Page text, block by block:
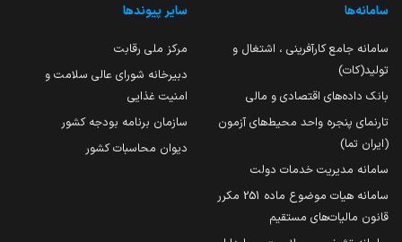
سامانه‌ها
سامانه جامع کارآفرینی ، اشتغال و
تولید(کات)
بانک داده‌های اقتصادی و مالی
تارنمای پنجره واحد محیط‌های آزمون
(ایران تما)
سامانه مدیریت خدمات دولت
سامانه هیات موضوع ماده 251 مکرر
قانون مالیات‌های مستقیم
سایر پیوندها
مرکز ملی رقابت
دبیرخانه شورای عالی سلامت و
امنیت غذایی
سازمان برنامه بودجه کشور
دیوان محاسبات کشور